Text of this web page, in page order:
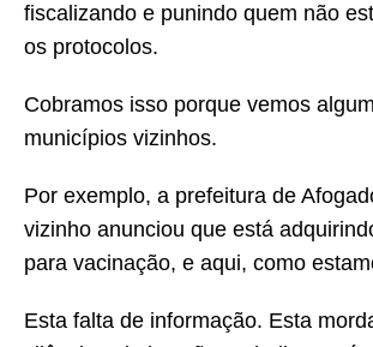
fiscalizando e punindo quem não
os protocolos.
Cobramos isso porque vemos
municípios vizinhos.
Por exemplo, a prefeitura de
vizinho anunciou que está
para vacinação, e aqui, como
Esta falta de informação. Esta